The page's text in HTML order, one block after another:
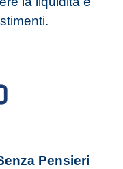
Pensieri